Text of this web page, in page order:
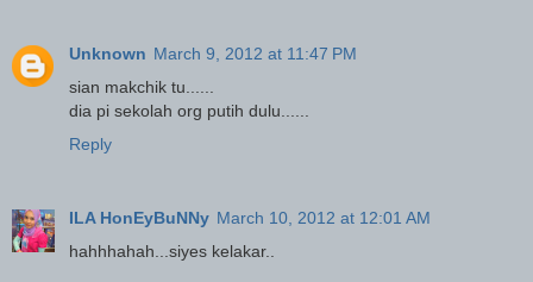
Unknown March 9, 2012 at 11:47 PM
sian makchik tu......
dia pi sekolah org putih dulu......
Reply
ILA HonEyBuNNy March 10, 2012 at 12:01 AM
hahhhahah...siyes kelakar..